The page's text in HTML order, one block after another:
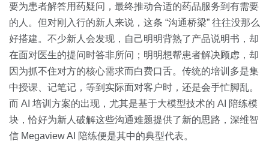
金融
按角色
销售人员
销售管理
按业务场景
全部
白皮书
销售会话智能
预约演示
要为患者解答用药疑问，最终推动合适的药品服务到有需要
的人。但对刚入行的新人来说，这条 “沟通桥梁” 往往没那么
好搭建。不少新人会发现，自己明明背熟了产品说明书，却
在面对医生的提问时答非所问；明明想帮患者解决顾虑，却
因为抓不住对方的核心需求而白费口舌。传统的培训多是集
中授课、记笔记，等到实际面对客户时，还是会手忙脚乱。
而 AI 培训方案的出现，尤其是基于大模型技术的 AI 陪练模
块，恰好为新人破解这些沟通难题提供了新的思路，深维智
信 Megaview AI 陪练便是其中的典型代表。